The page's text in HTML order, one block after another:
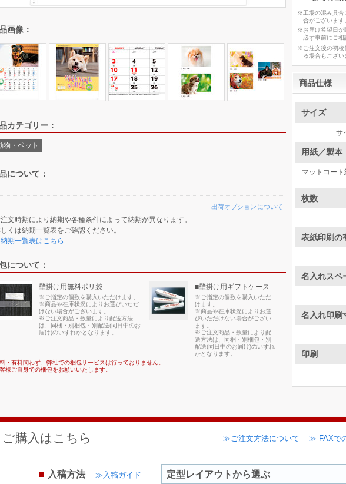
画像：
カテゴリー：
物・ペット
について：
出荷オプションについて
文時期により納期や各種条件によって納期が異なります。
くは納期一覧表をご確認ください。
期一覧表はこちら
について：
壁掛け用無料ポリ袋
※ご指定の個数を購入いただけます。
※商品や在庫状況によりお選びいただ
けない場合がございます。
※ご注文商品・数量により配送方法
は、同梱・別梱包・別配送(同日中のお
届け)のいずれかとなります。
■壁掛け用ギフトケース
※ご指定の個数を購入いただ
けます。
※商品や在庫状況によりお選
びいただけない場合がござい
ます。
※ご注文商品・数量により配
送方法は、同梱・別梱包・別
配送(同日中のお届け)のいずれ
かとなります。
・有料問わず、弊社での梱包サービスは行っておりません。
様ご自身での梱包をお願いいたします。
※工場の混み具合
合がございます
※お届け希望日が
必ず事前にご相
※ご注文後の初校
る場合もござい
商品仕様
サイズ
サ
用紙／製本
マットコー
枚数
表紙印刷の
名入れスペ
名入れ印刷
印刷
ご購入はこちら ≫ご注文方法について ≫ FAXで
入稿方法 ≫入稿ガイド